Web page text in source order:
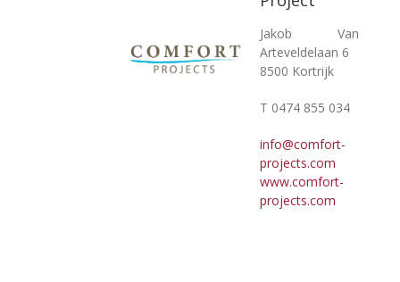
Jakob Van
Arteveldelaan 6
8500 Kortrijk
T 0474 855 034
info@comfort-
projects.com
www.comfort-
projects.com